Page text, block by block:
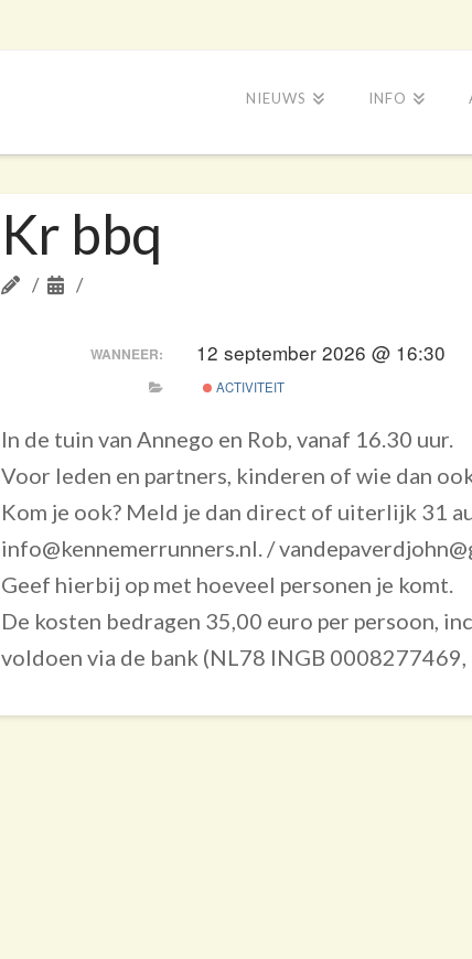
NIEUWS INFO
Kr bbq
WANNEER: 12 september 2026 @ 16:30
ACTIVITEIT
In de tuin van Annego en Rob, vanaf 16.30 uur.
Voor leden en partners, kinderen of wie dan
Kom je ook? Meld je dan direct of uiterlijk 31
info@kennemerrunners.nl. /
Geef hierbij op met hoeveel personen je komt.
De kosten bedragen 35,00 euro per persoon,
voldoen via de bank (NL78 INGB 0008277469,